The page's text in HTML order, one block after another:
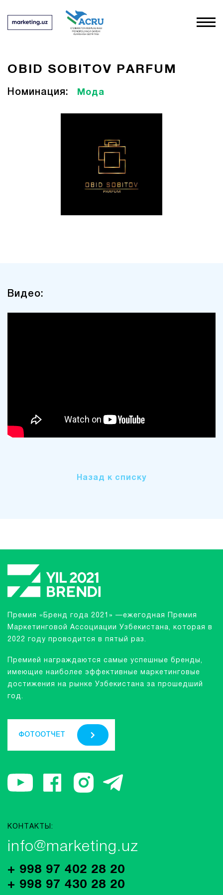
OBID SOBITOV PARFUM
Номинация: Мода
Видео:
Назад к списку
Премия «Бренд года 2021» —ежегодная Премия
Маркетинговой Ассоциации Узбекистана, которая в
2022 году проводится в пятый раз.
Премией награждаются самые успешные бренды,
имеющие наиболее эффективные маркетинговые
достижения на рынке Узбекистана за прошедший
год.
ФОТООТЧЕТ
КОНТАКТЫ:
info@marketing.uz
+ 998 97 402 28 20
+ 998 97 430 28 20